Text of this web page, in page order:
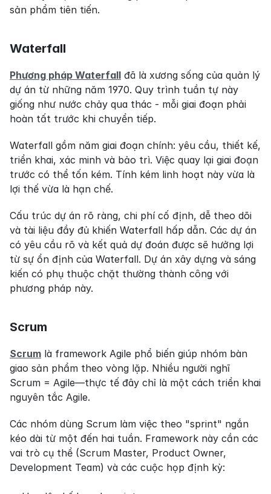
sản phẩm tiên tiến.
Waterfall
Phương pháp Waterfall đã là xương sống của quản lý
dự án từ những năm 1970. Quy trình tuần tự này
giống như nước chảy qua thác - mỗi giai đoạn phải
hoàn tất trước khi chuyển tiếp.
Waterfall gồm năm giai đoạn chính: yêu cầu, thiết kế,
triển khai, xác minh và bảo trì. Việc quay lại giai đoạn
trước có thể tốn kém. Tính kém linh hoạt này vừa là
lợi thế vừa là hạn chế.
Cấu trúc dự án rõ ràng, chi phí cố định, dễ theo dõi
và tài liệu đầy đủ khiến Waterfall hấp dẫn. Các dự án
có yêu cầu rõ và kết quả dự đoán được sẽ hưởng lợi
từ sự ổn định của Waterfall. Dự án xây dựng và sáng
kiến có phụ thuộc chặt thường thành công với
phương pháp này.
Scrum
Scrum là framework Agile phổ biến giúp nhóm bàn
giao sản phẩm theo vòng lặp. Nhiều người nghĩ
Scrum = Agile—thực tế đây chỉ là một cách triển khai
nguyên tắc Agile.
Các nhóm dùng Scrum làm việc theo "sprint" ngắn
kéo dài từ một đến hai tuần. Framework này cần các
vai trò cụ thể (Scrum Master, Product Owner,
Development Team) và các cuộc họp định kỳ: